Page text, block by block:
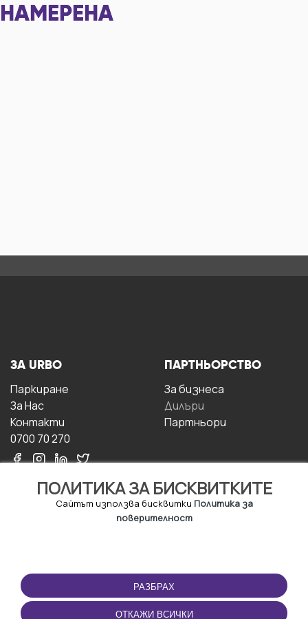
НАМЕРЕНА
ПОЛИТИКА ЗА БИСКВИТКИТЕ
Сайтът използва бисквитки Политика за
поверителност
РАЗБРАХ
ОТКАЖИ ВСИЧКИ
ЗА URBO
Паркиране
За Hас
Контакти
0700 70 270
ПАРТНЬОРСТВО
За бизнесa
Дилъри
Партньори
ПОЛЗВАНЕ
Правила и условия за
ползване
ПРИЛОЖЕНИЕТО